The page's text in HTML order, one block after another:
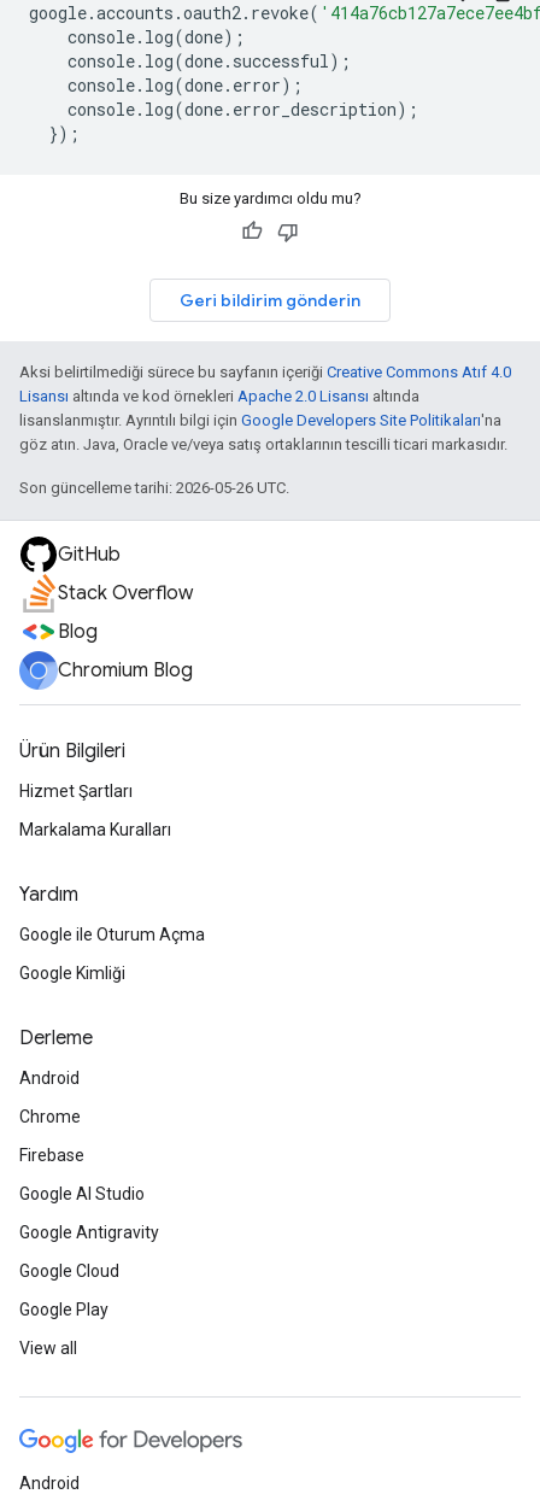
google.accounts .oauth2. revoke(
console. log(done);
console. log(done. successful);
console. log(done. error);
console. log(done. error_description);
});
Bu size yardımcı oldu mu?
Geri bildirim gönderin
Aksi belirtilmediği sürece bu sayfanın içeriği Creative Commons Atıf 4.0
Lisansı altında ve kod örnekleri Apache 2.0 Lisansı altında
lisanslanmıştır. Ayrıntılı bilgi için Google Developers Site Politikaları'na
göz atın. Java, Oracle ve/veya satış ortaklarının tescilli ticari markasıdır.
Son güncelleme tarihi: 2026-05-26 UTC.
GitHub
Stack Overflow
Blog
Chromium Blog
Ürün Bilgileri
Hizmet Şartları
Markalama Kuralları
Yardım
Google ile Oturum Açma
Google Kimliği
Derleme
Android
Chrome
Firebase
Google AI Studio
Google Antigravity
Google Cloud
Google Play
View all
Android